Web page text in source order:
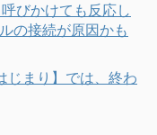
びかけても反応し
の接続が原因かも
じまり】では、終わ